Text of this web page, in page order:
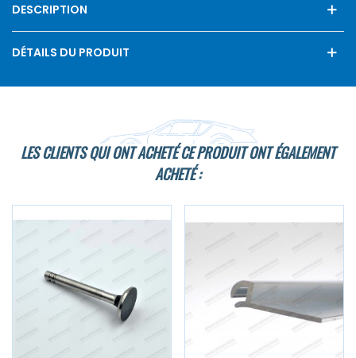
DESCRIPTION
DÉTAILS DU PRODUIT
LES CLIENTS QUI ONT ACHETÉ CE PRODUIT ONT ÉGALEMENT
ACHETÉ :